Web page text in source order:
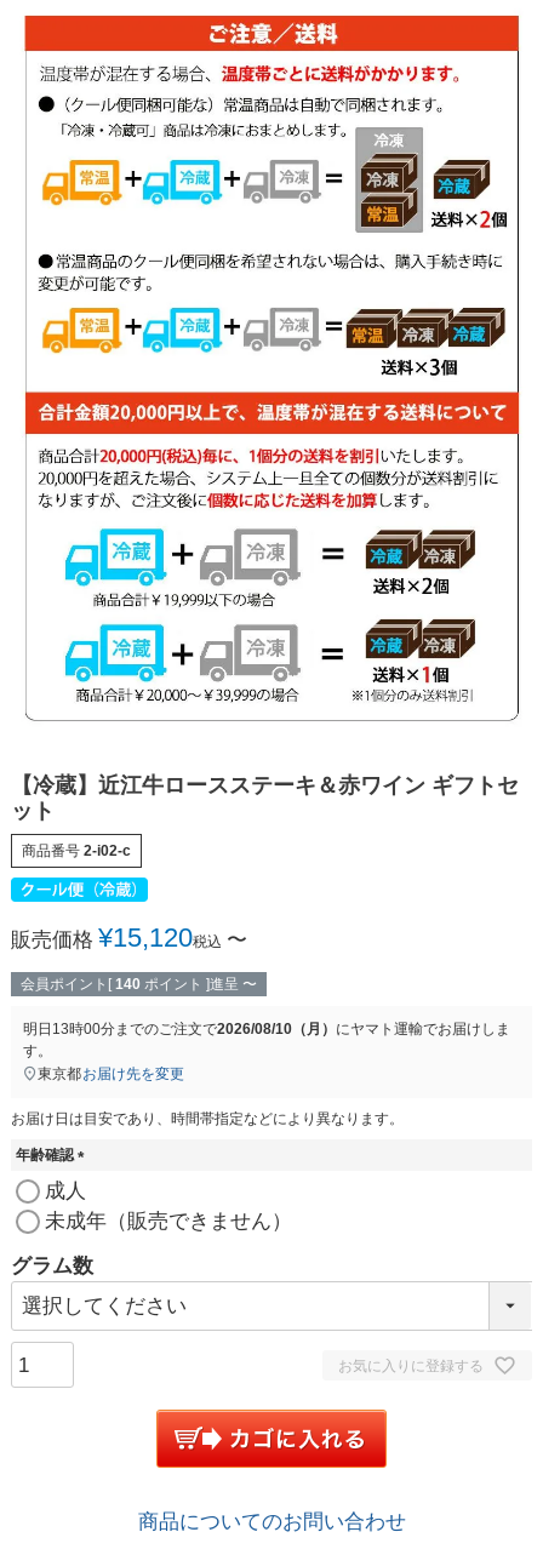
【冷蔵】近江牛ロースステーキ＆赤ワイン ギフトセ
ット
商品番号 2-i02-c
販売価格 ¥15,120税込 〜
会員ポイント[ 140 ポイント ]進呈 〜
明日 13時00分までのご注文で2026/08/10（月） にヤマト運輸でお届けしま
す。
東京都お届け先を変更
お届け日は目安であり、時間帯指定などにより異なります。
年齢確認
(
必
須
成人
未成年（販売できません）
グラム数
お気に入りに登録する
商品についてのお問い合わせ